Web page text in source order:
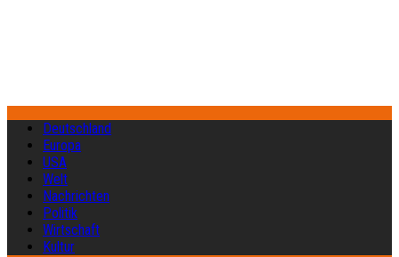
Deutschland
Europa
USA
Welt
Nachrichten
Politik
Wirtschaft
Kultur